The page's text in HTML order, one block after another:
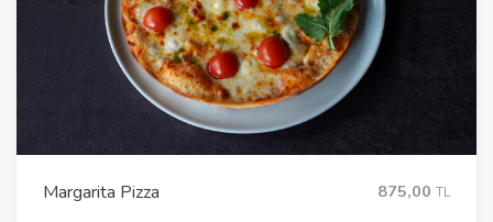
Margarita Pizza 875,00 TL